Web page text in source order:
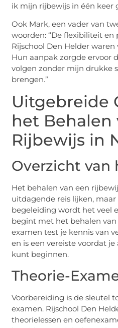
ik mijn rijbewijs in één keer
Ook Mark, een vader van
woorden: “De flexibiliteit en
Rijschool Den Helder
Hun aanpak zorgde ervoor
volgen zonder mijn drukke
brengen.”
Uitgebreide
het Behalen
Rijbewijs in
Overzicht van
Het behalen van een
uitdagende reis lijken,
begeleiding wordt het veel
begint met het behalen
examen test je kennis van
en is een vereiste voordat
kunt beginnen.
Theorie-
Voorbereiding is de sleutel
examen. Rijschool Den
theorielessen en